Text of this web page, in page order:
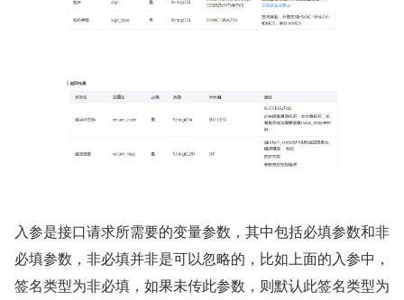
入参是接口请求所需要的变量参数，其中包括必填参数和非
必填参数，非必填并非是可以忽略的，比如上面的入参中，
签名类型为非必填，如果未传此参数，则默认此签名类型为